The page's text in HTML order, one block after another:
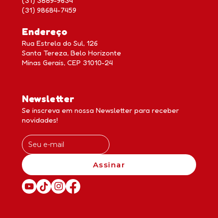
(31) 98684-7459
Endereço
Rua Estrela do Sul, 126
Santa Tereza, Belo Horizonte
Minas Gerais, CEP 31010-24
Newsletter
Se inscreva em nossa Newsletter para receber
novidades!